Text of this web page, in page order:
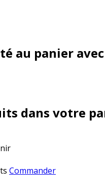
au panier avec
dans votre
Commander